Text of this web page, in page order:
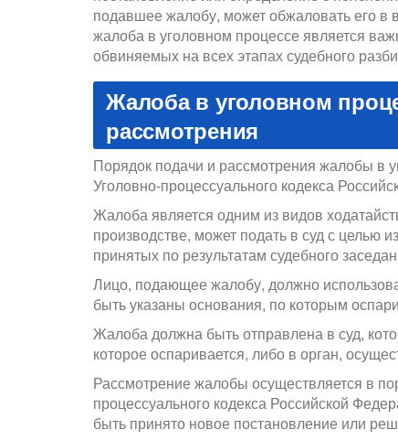
подавшее жалобу, может обжаловать его
жалоба в уголовном процессе является
обвиняемых на всех этапах судебного
Жалоба в уголовном
рассмотрения
Порядок подачи и рассмотрения жалобы в
Уголовно-процессуального кодекса
Жалоба является одним из видов
производстве, может подать в суд с целью
принятых по результатам судебного
Лицо, подающее жалобу, должно
быть указаны основания, по которым
Жалоба должна быть отправлена в суд,
которое оспаривается, либо в орган,
Рассмотрение жалобы осуществляется в
процессуального кодекса Российской
быть принято новое постановление или